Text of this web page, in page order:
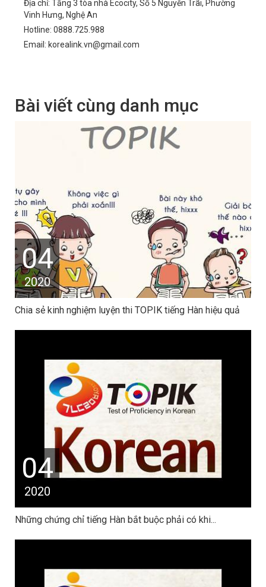
Địa chỉ: Tầng 3 tòa nhà Ecocity, Số 5 Nguyễn Trãi, Phường
Vinh Hưng, Nghệ An
Hotline: 0888.725.988
Email: korealink.vn@gmail.com
Bài viết cùng danh mục
04
2020
Chia sẻ kinh nghiệm luyện thi TOPIK tiếng Hàn hiệu quả
04
2020
Những chứng chỉ tiếng Hàn bắt buộc phải có khi...